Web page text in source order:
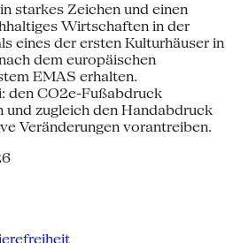
starkes Zeichen und einen
Wirtschaften in der
eines der ersten Kulturhäuser in
dem europäischen
EMAS erhalten.
den CO2e-Fußabdruck
zugleich den Handabdruck
Veränderungen vorantreiben.